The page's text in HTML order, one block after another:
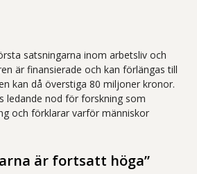
satsningarna inom arbetsliv och
är finansierade och kan förlängas till
kan då överstiga 80 miljoner kronor.
ledande nod för forskning som
och förklarar varför människor
är fortsatt höga”